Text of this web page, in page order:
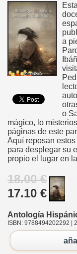
a
o
mágico, lo
páginas de este
Aquí reposan
para desplegar su
propio el lugar en
18.00 €
17.10 €
Antología
ISBN: 9788494202292 |